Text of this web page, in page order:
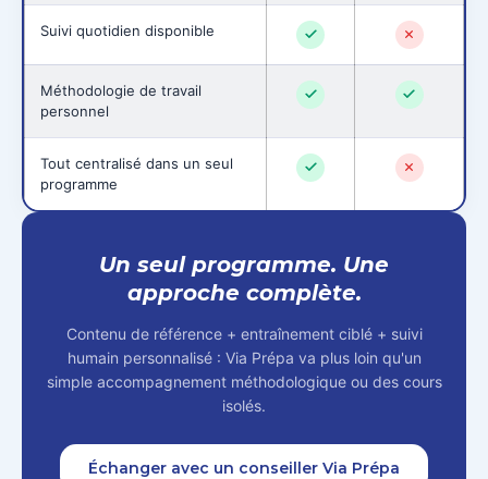
Suivi quotidien disponible
Méthodologie de travail
personnel
Tout centralisé dans un seul
programme
Un seul programme. Une
approche complète.
Contenu de référence + entraînement ciblé + suivi
humain personnalisé : Via Prépa va plus loin qu'un
simple accompagnement méthodologique ou des cours
isolés.
Échanger avec un conseiller Via Prépa